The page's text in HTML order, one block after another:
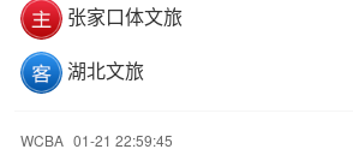
张家口体文旅
湖北文旅
WCBA 01-21 22:59:45